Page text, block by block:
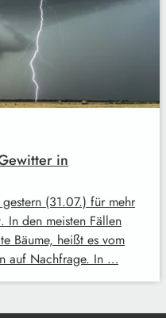
in
(31.07.) für mehr
In den meisten Fällen
Bäume, heißt es vom
auf Nachfrage. In …